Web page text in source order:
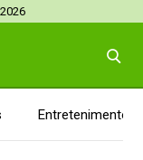
Entretenimento